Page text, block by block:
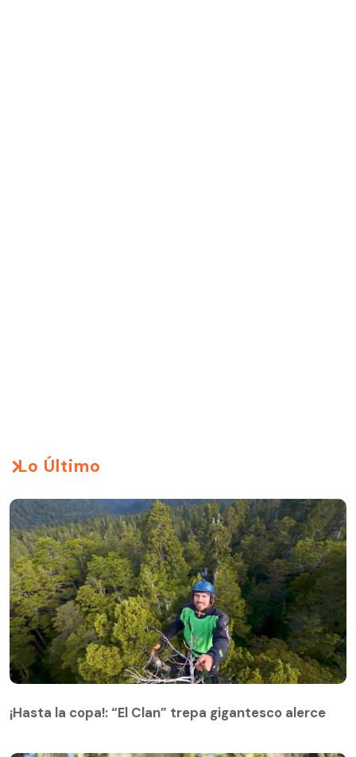
Lo Último
¡Hasta la copa!: “El Clan” trepa gigantesco alerce